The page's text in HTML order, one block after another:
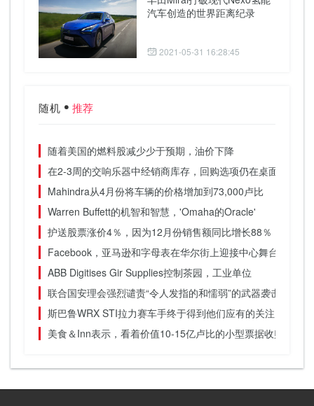
汽车创造的世界距离纪录
2021-05-31 16:28:45
随机 推荐
随着美国的燃料股减少少于预期，油价下降
在2-3周的交响乐器中经销商库存，回购选项仍在桌面上
Mahindra从4月份将车辆的价格增加到73,000卢比
Warren Buffett的机智和智慧，'Omaha的Oracle'
护送股票涨价4％，因为12月份销售额同比增长88％
Facebook，亚马逊和字母表在华尔街上迎接中心舞台
ABB Digitises Gir Supplies控制茶园，工业单位
联合国安理会强烈谴责“令人发指的和懦弱”的武器袭击
斯巴鲁WRX STI拉力赛车手终于得到他们应有的关注
美食＆Inn表示，看着价值10-15亿卢比的小型票据收购